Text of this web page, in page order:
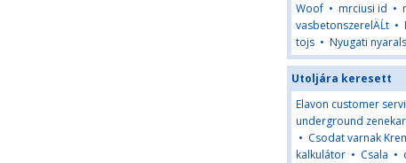
Woof • mrciusi id •
vasbetonszerelÄĹt •
tojs • Nyugati nyarals
Utoljára keresett
Elavon customer
underground
• Csodat varnak
kalkulátor • Csala •